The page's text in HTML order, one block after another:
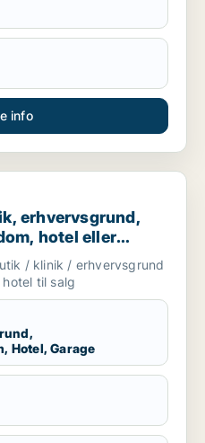
info
erhvervsgrund,
hotel eller
/ klinik / erhvervsgrund
til salg
Hotel, Garage